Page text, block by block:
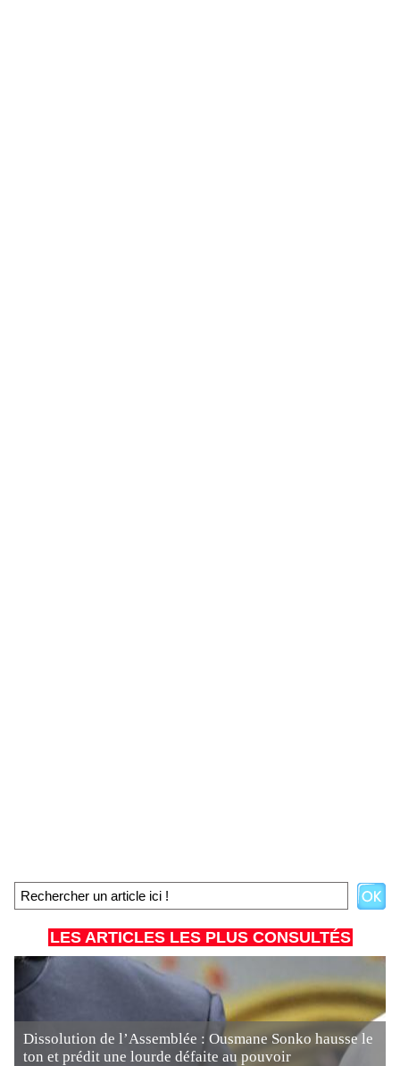
LES ARTICLES LES PLUS CONSULTÉS
Dissolution de l’Assemblée : Ousmane Sonko hausse le
ton et prédit une lourde défaite au pouvoir